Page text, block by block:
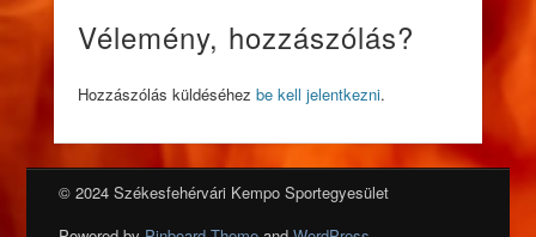
Vélemény, hozzászólás?
Hozzászólás küldéséhez be kell jelentkezni.
© 2024 Székesfehérvári Kempo Sportegyesület